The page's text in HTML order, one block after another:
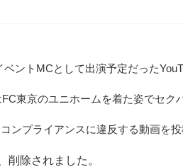
ベントMCとして出演予定だった
FC東京のユニホームを着た姿でセク
ンプライアンスに違反する動画を
削除されました。